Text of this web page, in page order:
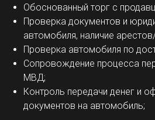
Обоснованный торг с
Проверка документов и
автомобиля, наличие
Проверка автомобиля по
Сопровождение процесса
МВД;
Контроль передачи денег и
документов на автомобиль;